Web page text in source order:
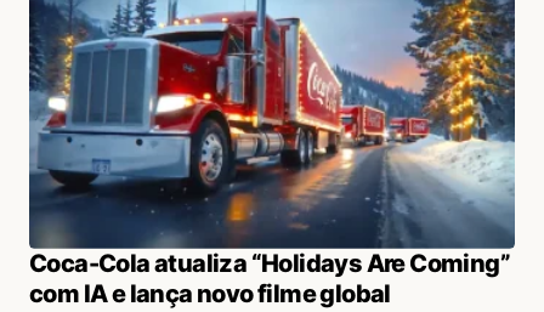
Coca-Cola atualiza “Holidays Are Coming”
com IA e lança novo filme global